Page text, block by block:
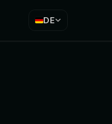
DE